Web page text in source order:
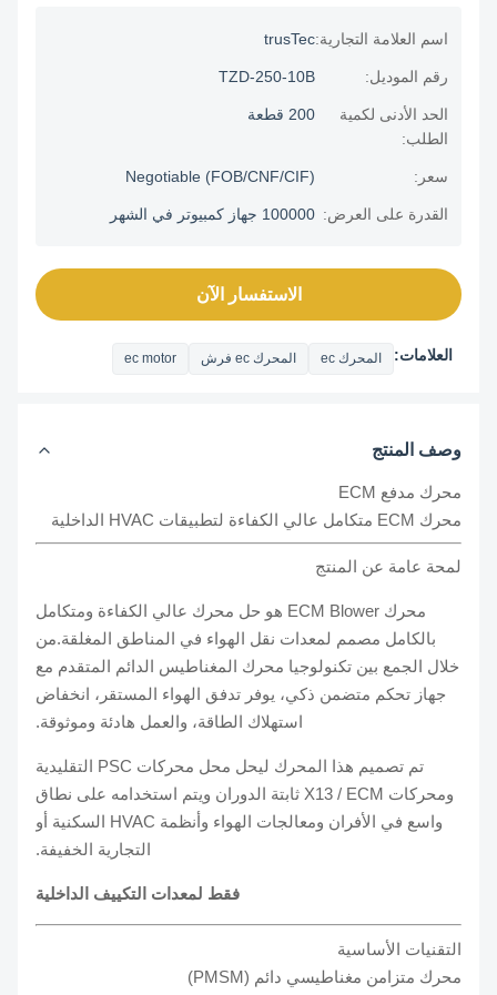
اسم العلامة التجارية:trusTec
رقم الموديل: TZD-250-10B
الحد الأدنى لكمية
الطلب:
200 قطعة
Negotiable (FOB/CNF/CIF)
القدرة على العرض: 100000 جهاز كمبيوتر في الشهر
الاستفسار الآن
العلامات: المحرك ec المحرك ec فرش ec motor
وصف المنتج
محرك مدفع ECM
محرك ECM متكامل عالي الكفاءة لتطبيقات HVAC الداخلية
لمحة عامة عن المنتج
محرك ECM Blower هو حل محرك عالي الكفاءة ومتكامل
بالكامل مصمم لمعدات نقل الهواء في المناطق المغلقة.من
خلال الجمع بين تكنولوجيا محرك المغناطيس الدائم المتقدم مع
جهاز تحكم متضمن ذكي، يوفر تدفق الهواء المستقر، انخفاض
استهلاك الطاقة، والعمل هادئة وموثوقة.
تم تصميم هذا المحرك ليحل محل محركات PSC التقليدية
ومحركات X13 / ECM ثابتة الدوران ويتم استخدامه على نطاق
واسع في الأفران ومعالجات الهواء وأنظمة HVAC السكنية أو
التجارية الخفيفة.
فقط لمعدات التكييف الداخلية
التقنيات الأساسية
محرك متزامن مغناطيسي دائم (PMSM)